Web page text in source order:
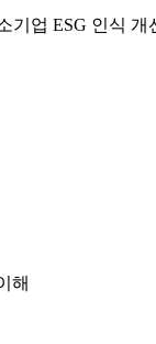
업 ESG 인식
해